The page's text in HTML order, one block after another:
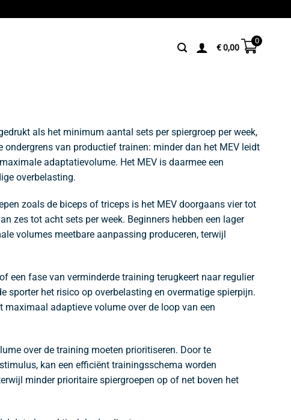
€0,00
0
als het minimum aantal sets per spiergroep per week,
van productief trainen: minder dan het MEV leidt
adaptatievolume. Het MEV is daarmee een
overbelasting.
zoals de biceps of triceps is het MEV doorgaans vier tot
zes tot acht sets per week. Beginners hebben een lager
volumes meetbare aanpassing produceren, terwijl
een fase van verminderde training terugkeert naar regulier
sporter het risico op overbelasting en overmatige spierpijn.
adaptieve volume over de loop van een
over de training moeten prioritiseren. Door te
kan een efficiënt trainingsschema worden
minder prioritaire spiergroepen op of net boven het